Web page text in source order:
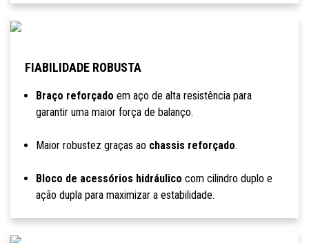
FIABILIDADE ROBUSTA
Braço reforçado em aço de alta resistência para
garantir uma maior força de balanço.
Maior robustez graças ao chassis reforçado.
Bloco de acessórios hidráulico com cilindro duplo e
ação dupla para maximizar a estabilidade.